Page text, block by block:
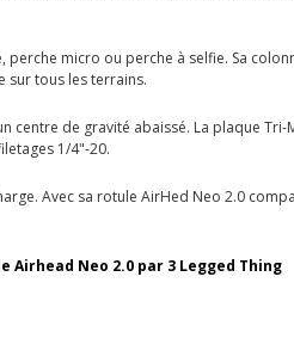
micro ou perche à selfie. Sa
sur tous les terrains.
centre de gravité abaissé. La plaque
1/4"-20.
Avec sa rotule AirHed Neo 2.0
Neo 2.0 par 3 Legged Thing